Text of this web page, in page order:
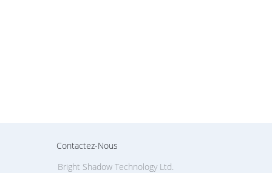
Contactez-Nous
Bright Shadow Technology Ltd.